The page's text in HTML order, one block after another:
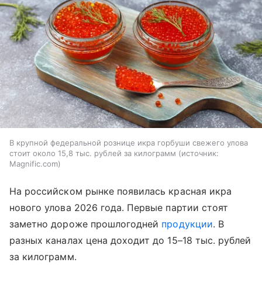
В крупной федеральной рознице икра горбуши свежего улова
стоит около 15,8 тыс. рублей за килограмм
источник:
Magnific.com
На российском рынке появилась красная икра
нового улова 2026 года. Первые партии стоят
заметно дороже прошлогодней продукции. В
разных каналах цена доходит до 15–18 тыс. рублей
за килограмм.